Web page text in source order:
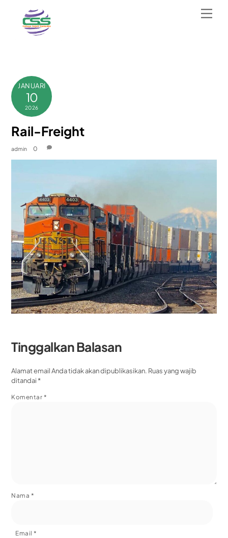
content
Menu
JANUARI
10
2026
Rail-Freight
admin 0
Tinggalkan Balasan
Alamat email Anda tidak akan dipublikasikan. Ruas yang wajib
ditandai *
Komentar *
Nama *
Email *